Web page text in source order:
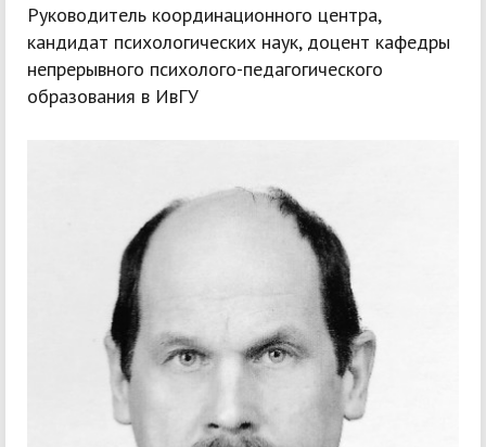
Руководитель координационного центра,
кандидат психологических наук, доцент кафедры
непрерывного психолого-педагогического
образования в ИвГУ